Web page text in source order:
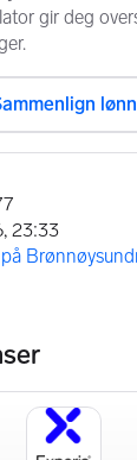
23:33
i ny fane)